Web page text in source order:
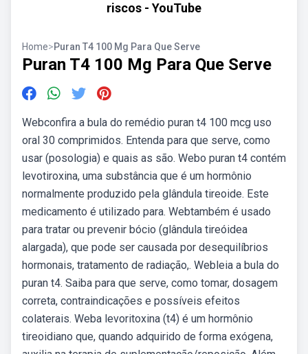
riscos - YouTube
Home>Puran T4 100 Mg Para Que Serve
Puran T4 100 Mg Para Que Serve
Webconfira a bula do remédio puran t4 100 mcg uso
oral 30 comprimidos. Entenda para que serve, como
usar (posologia) e quais as são. Webo puran t4 contém
levotiroxina, uma substância que é um hormônio
normalmente produzido pela glândula tireoide. Este
medicamento é utilizado para. Webtambém é usado
para tratar ou prevenir bócio (glândula tireóidea
alargada), que pode ser causada por desequilíbrios
hormonais, tratamento de radiação,. Webleia a bula do
puran t4. Saiba para que serve, como tomar, dosagem
correta, contraindicações e possíveis efeitos
colaterais. Weba levoritoxina (t4) é um hormônio
tireoidiano que, quando adquirido de forma exógena,